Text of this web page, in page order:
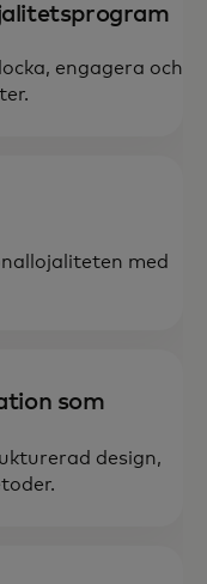
engagera och
med
som
design,